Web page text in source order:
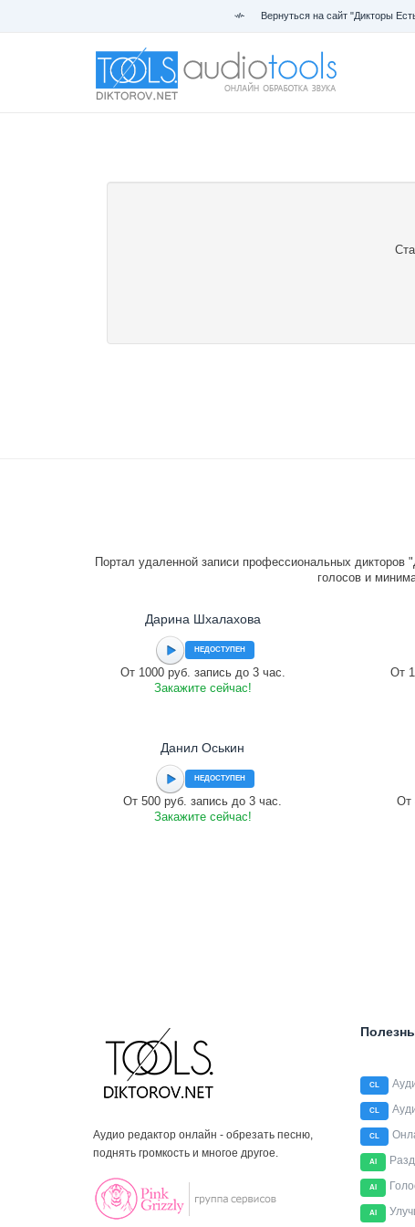
Вернуться на сайт "Дикторы
Портал удаленной записи профессиональных
голосов и
Дарина Шхалахова
НЕДОСТУПЕН
От 1000 руб. запись до 3 час.
Закажите сейчас!
От
Данил Оськин
НЕДОСТУПЕН
От 500 руб. запись до 3 час.
Закажите сейчас!
От
Аудио редактор онлайн - обрезать песню,
поднять громкость и многое другое.
CL
CL
CL
AI
AI
AI